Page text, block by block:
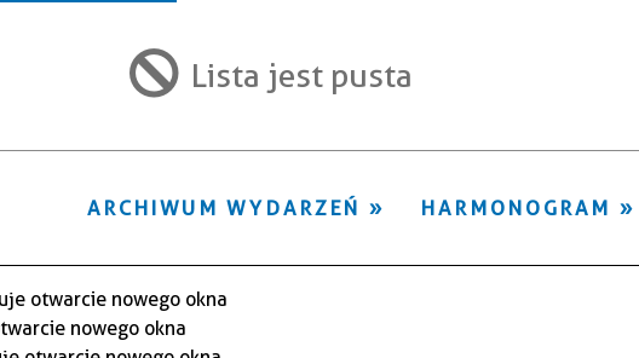
filtr
Lista jest pusta
HARMONOGRAM
ARCHIWUM WYDARZEŃ